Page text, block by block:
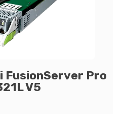
FusionServer Pro
V5